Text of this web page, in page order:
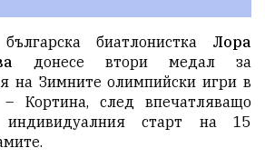
биатлонистка Лора
донесе втори медал за
на Зимните олимпийски игри в
Кортина, след впечатляващо
индивидуалния старт на 15